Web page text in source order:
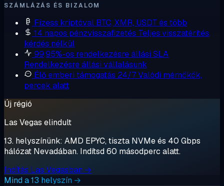
SZÁMLÁZÁS ÉS BIZALOM
Fizess kriptóval BTC, XMR, USDT és több
14 napos pénzvisszafizetés Teljes visszatérítés,
kérdés nélkül
99,95%-os rendelkezésre állási SLA
Rendelkezésre állási vállalásunk
Élő emberi támogatás 24/7Valódi mérnökök,
percek alatt
Új régió
Las Vegas elindult
13. helyszínünk: AMD EPYC, tiszta NVMe és 40 Gbps
hálózat Nevadában. Indítsd 60 másodperc alatt.
Indítás Las Vegasban →
Mind a 13 helyszín →